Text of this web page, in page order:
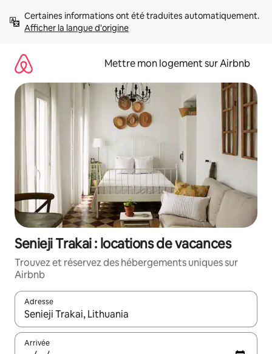
directement
Afficher la langue d'origine
Mettre mon logement sur Airbnb
Senieji Trakai : locations de vacances
Trouvez et réservez des hébergements uniques sur
Airbnb
Adresse
Lorsque les résultats s'affichent, utilisez les flèches vers le
Arrivée